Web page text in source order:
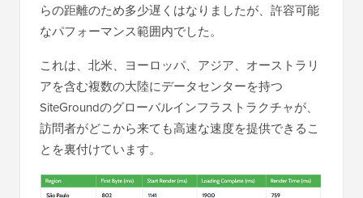
らの距離のため多少遅くはなりましたが、許容可能
なパフォーマンス範囲内でした。
これは、北米、ヨーロッパ、アジア、オーストラリ
アを含む複数の大陸にデータセンターを持つ
SiteGroundのグローバルインフラストラクチャが、
訪問者がどこから来ても高速な速度を提供できるこ
とを裏付けています。